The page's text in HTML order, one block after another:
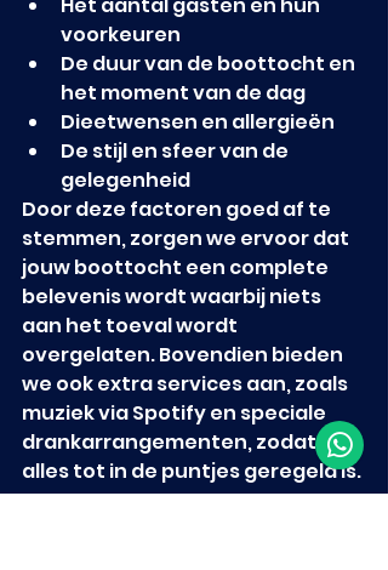
voorkeuren
De duur van de boottocht en
het moment van de dag
Dieetwensen en allergieën
De stijl en sfeer van de
gelegenheid
Door deze factoren goed af te
stemmen, zorgen we ervoor dat
jouw boottocht een complete
belevenis wordt waarbij niets
aan het toeval wordt
overgelaten. Bovendien bieden
we ook extra services aan, zoals
muziek via Spotify en speciale
drankarrangementen, zodat
alles tot in de puntjes geregeld is.